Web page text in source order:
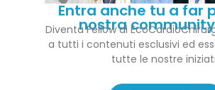
Entra anche tu a far
nostra
Diventa Fellow di
a tutti i contenuti esclusivi ed
tutte le nostre